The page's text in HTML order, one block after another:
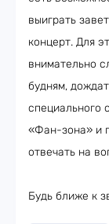
выиграть
концерт. Для
внимательно
будням,
специального
«Фан-зона» и
отвечать на
Будь ближе к